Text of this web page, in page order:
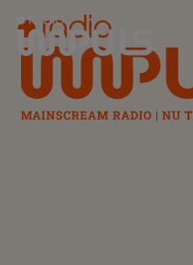
Radio Impuls